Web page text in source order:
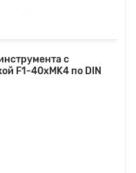
с
F1-40хMK4 по DIN